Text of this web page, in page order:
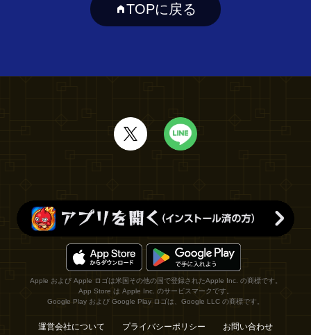
TOPに戻る
Apple および Apple ロゴは米国その他の国で登録されたApple Inc. の商標です。
App Store は Apple Inc. のサービスマークです。
Google Play および Google Play ロゴは、Google LLC の商標です。
運営会社について プライバシーポリシー お問い合わせ